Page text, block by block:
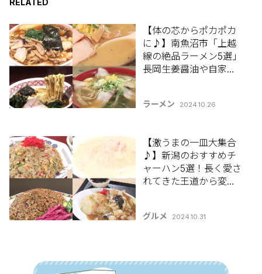
【体の芯からポカポカ
に♪】南魚沼市「上越
線の絶品ラーメン5選」
長岡生姜醤油や自家製
ラーメン 2024.10.26
【激うまの一皿大集合
♪】新潟のおすすめチ
ャーハン5選！長く愛さ
れてきた王道から変わ
グルメ 2024.10.31